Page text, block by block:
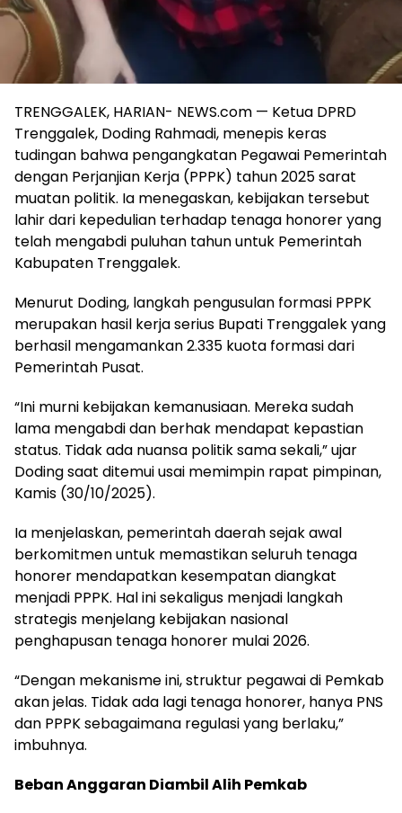
TRENGGALEK, HARIAN- NEWS.com — Ketua DPRD
Trenggalek, Doding Rahmadi, menepis keras
tudingan bahwa pengangkatan Pegawai Pemerintah
dengan Perjanjian Kerja (PPPK) tahun 2025 sarat
muatan politik. Ia menegaskan, kebijakan tersebut
lahir dari kepedulian terhadap tenaga honorer yang
telah mengabdi puluhan tahun untuk Pemerintah
Kabupaten Trenggalek.
Menurut Doding, langkah pengusulan formasi PPPK
merupakan hasil kerja serius Bupati Trenggalek yang
berhasil mengamankan 2.335 kuota formasi dari
Pemerintah Pusat.
“Ini murni kebijakan kemanusiaan. Mereka sudah
lama mengabdi dan berhak mendapat kepastian
status. Tidak ada nuansa politik sama sekali,” ujar
Doding saat ditemui usai memimpin rapat pimpinan,
Kamis (30/10/2025).
Ia menjelaskan, pemerintah daerah sejak awal
berkomitmen untuk memastikan seluruh tenaga
honorer mendapatkan kesempatan diangkat
menjadi PPPK. Hal ini sekaligus menjadi langkah
strategis menjelang kebijakan nasional
penghapusan tenaga honorer mulai 2026.
“Dengan mekanisme ini, struktur pegawai di Pemkab
akan jelas. Tidak ada lagi tenaga honorer, hanya PNS
dan PPPK sebagaimana regulasi yang berlaku,”
imbuhnya.
Beban Anggaran Diambil Alih Pemkab